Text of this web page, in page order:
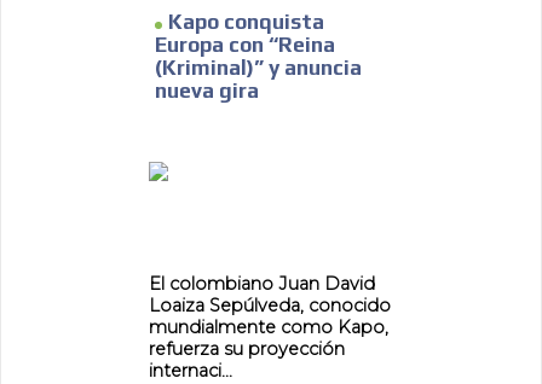
Kapo conquista
Europa con “Reina
(Kriminal)” y anuncia
nueva gira
El colombiano Juan David
Loaiza Sepúlveda, conocido
mundialmente como Kapo,
refuerza su proyección
internaci...